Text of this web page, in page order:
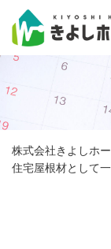
株式会社きよしホ
住宅屋根材として